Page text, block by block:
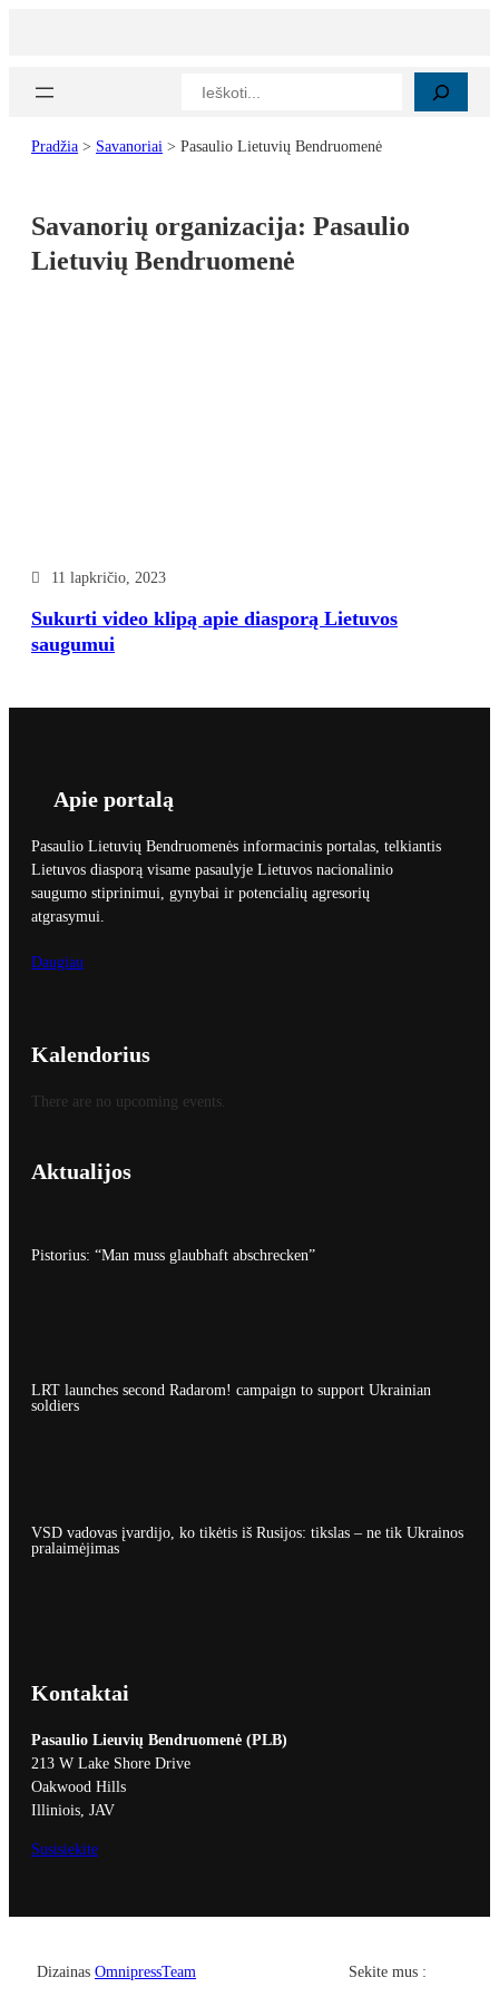
Paieška
Pradžia > Savanoriai > Pasaulio Lietuvių Bendruomenė
Savanorių organizacija: Pasaulio
Lietuvių Bendruomenė
11 lapkričio, 2023
Sukurti video klipą apie diasporą Lietuvos
saugumui
Apie portalą
Pasaulio Lietuvių Bendruomenės informacinis portalas, telkiantis
Lietuvos diasporą visame pasaulyje Lietuvos nacionalinio
saugumo stiprinimui, gynybai ir potencialių agresorių
atgrasymui.
Daugiau
Kalendorius
There are no upcoming events.
Aktualijos
Pistorius: “Man muss glaubhaft abschrecken”
LRT launches second Radarom! campaign to support Ukrainian
soldiers
VSD vadovas įvardijo, ko tikėtis iš Rusijos: tikslas – ne tik Ukrainos
pralaimėjimas
Kontaktai
Pasaulio Lieuvių Bendruomenė (PLB)
213 W Lake Shore Drive
Oakwood Hills
Illiniois, JAV
Susisiekite
Dizainas OmnipressTeam Sekite mus :